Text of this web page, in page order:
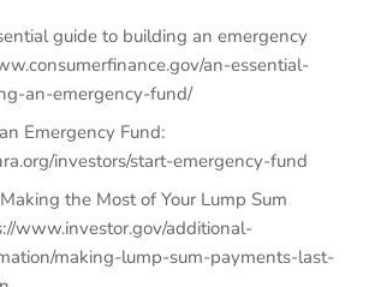
guide to building an emergency
an-essential-
an-emergency-fund/
Emergency Fund:
investors/start-emergency-fund
the Most of Your Lump Sum
www.investor.gov/additional-
making-lump-sum-payments-last-